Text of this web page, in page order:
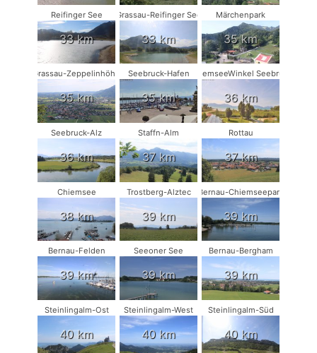
Reifinger See
33 km
Grassau-Reifinger See
33 km
Märchenpark
35 km
Grassau-Zeppelinhöhe
35 km
Seebruck-Hafen
35 km
ChiemseeWinkel Seebruck
36 km
Seebruck-Alz
36 km
Staffn-Alm
37 km
Rottau
37 km
Chiemsee
38 km
Trostberg-Alztec
39 km
Bernau-Chiemseepark
39 km
Bernau-Felden
39 km
Seeoner See
39 km
Bernau-Bergham
39 km
Steinlingalm-Ost
40 km
Steinlingalm-West
40 km
Steinlingalm-Süd
40 km